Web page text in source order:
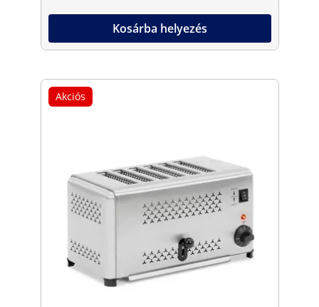
Kosárba helyezés
Akciós